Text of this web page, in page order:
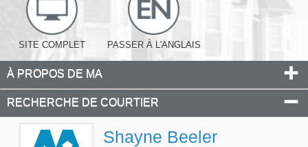
SITE COMPLET PASSER À L'ANGLAIS
À PROPOS DE MA
RECHERCHE DE COURTIER
Shayne Beeler